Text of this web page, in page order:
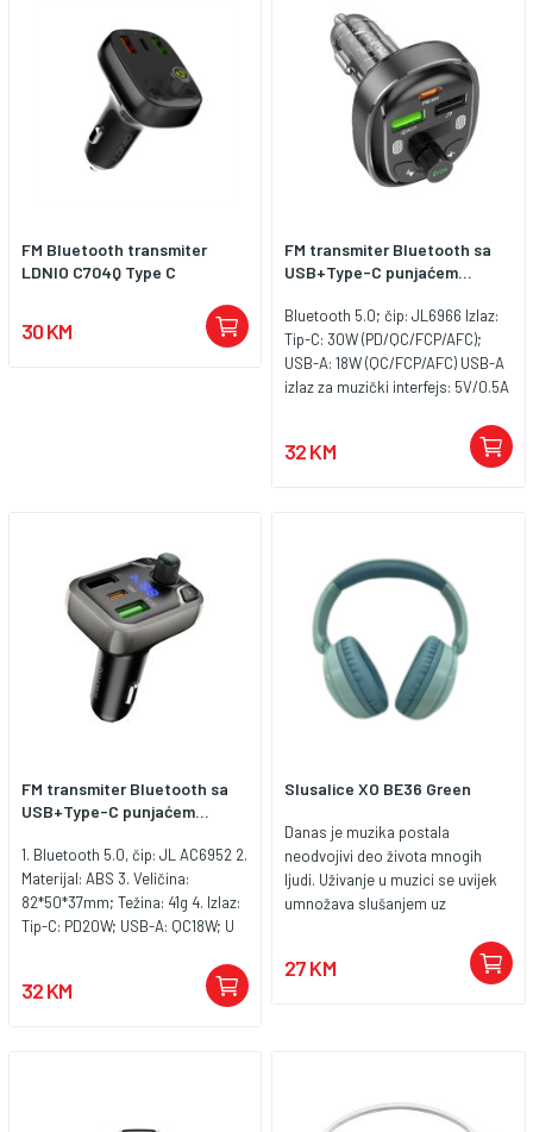
FM Bluetooth transmiter
LDNIO C704Q Type C
30 KM
FM transmiter Bluetooth sa
USB+Type-C punjaćem...
Bluetooth 5.0; čip: JL6966 Izlaz:
Tip-C: 30W (PD/QC/FCP/AFC);
USB-A: 18W (QC/FCP/AFC) USB-A
izlaz za muzički interfejs: 5V/0.5A
Podržava Bluetooth, U-disk (
32 KM
FM transmiter Bluetooth sa
USB+Type-C punjaćem...
1. Bluetooth 5.0, čip: JL AC6952 2.
Materijal: ABS 3. Veličina:
82*50*37mm; Težina: 41g 4. Izlaz:
Tip-C: PD20W; USB-A: QC18W; U
5V/1.5A 5. Podržava rješenja za
brzo punjenje kao što su PD20W,
32 KM
Slusalice XO BE36 Green
Danas je muzika postala
neodvojivi deo života mnogih
ljudi. Uživanje u muzici se uvijek
umnožava slušanjem uz
kvalitetne slušalice lijepog
iritiraju uši. Korištene čaše su
27 KM